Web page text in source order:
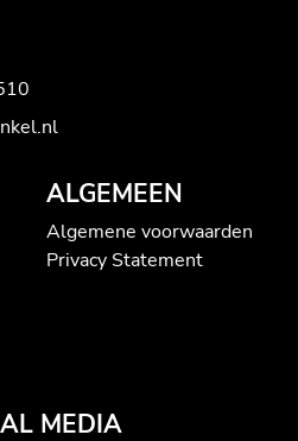
ALGEMEEN
Algemene voorwaarden
Privacy Statement
MEDIA